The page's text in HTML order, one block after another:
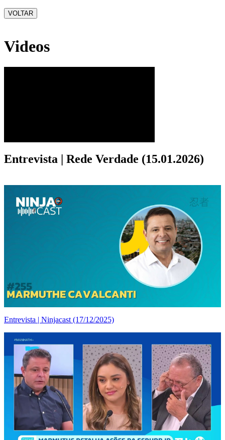
VOLTAR
Videos
Entrevista | Rede Verdade (15.01.2026)
Entrevista | Ninjacast (17/12/2025)